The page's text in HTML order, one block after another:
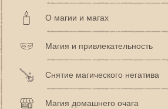
О магии и магах
Магия и привлекательность
Снятие магического негатива
Магия домашнего очага